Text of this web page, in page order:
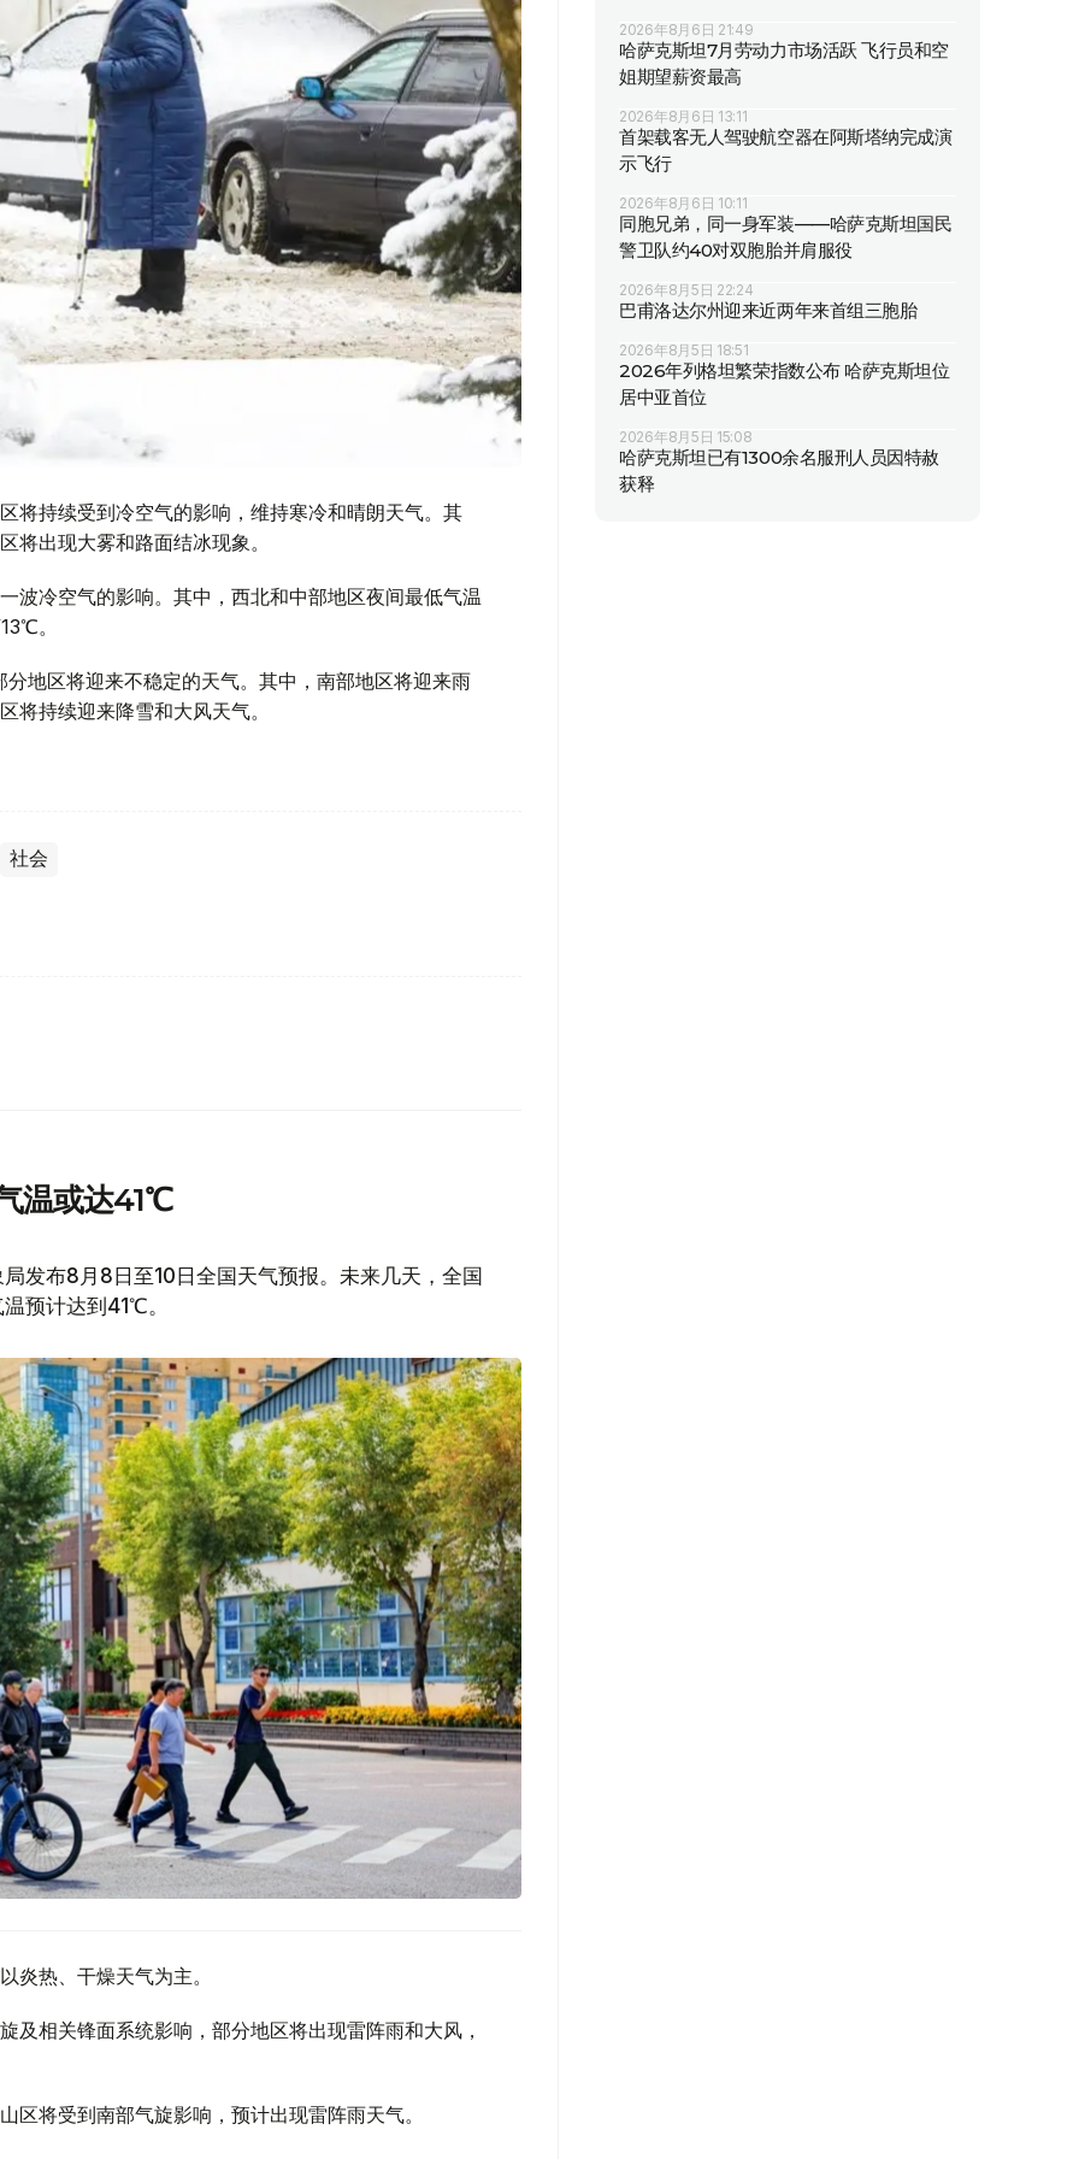
将持续受到冷空气的影响，维持寒冷和晴朗天气。其
将出现大雾和路面结冰现象。
波冷空气的影响。其中，西北和中部地区夜间最低气温
。
地区将迎来不稳定的天气。其中，南部地区将迎来雨
将持续迎来降雪和大风天气。
社会
温或达41℃
发布8月8日至10日全国天气预报。未来几天，全国
预计达到41℃。
炎热、干燥天气为主。
及相关锋面系统影响，部分地区将出现雷阵雨和大风，
将受到南部气旋影响，预计出现雷阵雨天气。
2026年8月6日 21:49
哈萨克斯坦7月劳动力市场活跃 飞行员和空
姐期望薪资最高
2026年8月6日 13:11
首架载客无人驾驶航空器在阿斯塔纳完成演
示飞行
2026年8月6日 10:11
同胞兄弟，同一身军装——哈萨克斯坦国民
警卫队约40对双胞胎并肩服役
2026年8月5日 22:24
巴甫洛达尔州迎来近两年来首组三胞胎
2026年8月5日 18:51
2026年列格坦繁荣指数公布 哈萨克斯坦位
居中亚首位
2026年8月5日 15:08
哈萨克斯坦已有1300余名服刑人员因特赦
获释